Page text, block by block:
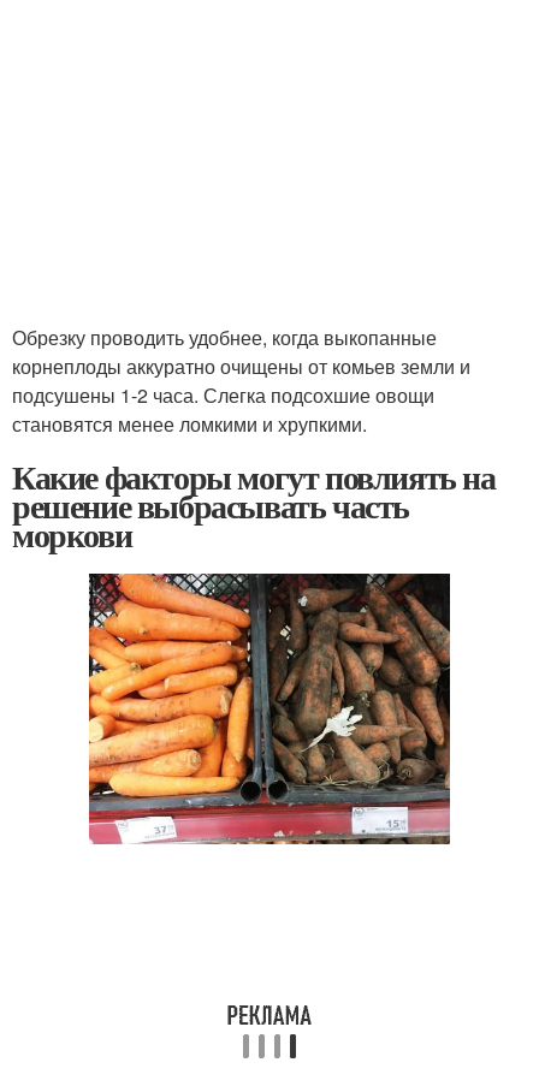
Обрезку проводить удобнее, когда выкопанные
корнеплоды аккуратно очищены от комьев земли и
подсушены 1-2 часа. Слегка подсохшие овощи
становятся менее ломкими и хрупкими.
Какие факторы могут повлиять на
решение выбрасывать часть
моркови